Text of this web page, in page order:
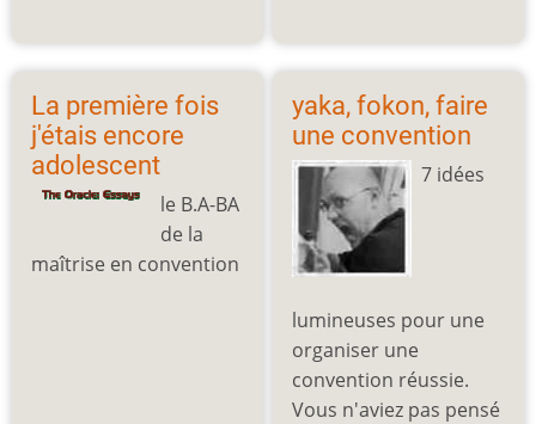
La première fois
j'étais encore
adolescent
le B.A-BA
de la
maîtrise en convention
yaka, fokon, faire
une convention
7 idées
lumineuses pour une
organiser une
convention réussie.
Vous n'aviez pas pensé